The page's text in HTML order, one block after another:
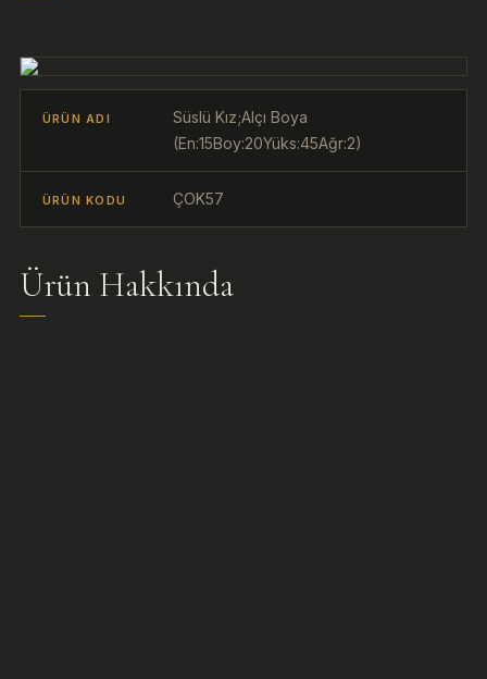
ÜRÜN ADI
Süslü Kız;Alçı Boya
(En:15Boy:20Yüks:45Ağr:2)
ÜRÜN KODU ÇOK57
Ürün Hakkında